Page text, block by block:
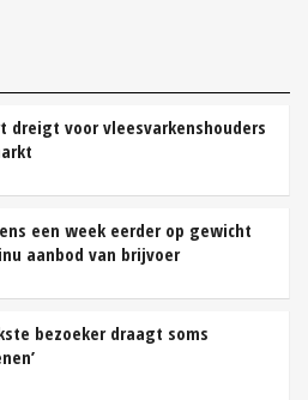
dreigt voor vleesvarkenshouders
een week eerder op gewicht
aanbod van brijvoer
bezoeker draagt soms